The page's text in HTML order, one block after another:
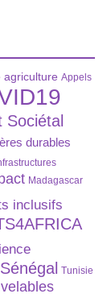
agriculture Appels
Sociétal
durables
Madagascar
inclusifs
Sénégal Tunisie